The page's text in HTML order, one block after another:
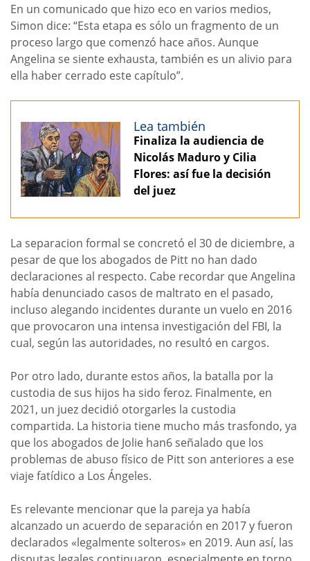
En un comunicado que hizo eco en varios medios,
Simon dice: “Esta etapa es sólo un fragmento de un
proceso largo que comenzó hace años. Aunque
Angelina se siente exhausta, también es un alivio para
ella haber cerrado este capítulo”.
Lea también
Finaliza la audiencia de
Nicolás Maduro y Cilia
Flores: así fue la decisión
del juez
La separacion formal se concretó el 30 de diciembre, a
pesar de que los abogados de Pitt no han dado
declaraciones al respecto. Cabe recordar que Angelina
había denunciado casos de maltrato en el pasado,
incluso alegando incidentes durante un vuelo en 2016
que provocaron una intensa investigación del FBI, la
cual, según las autoridades, no resultó en cargos.
Por otro lado, durante estos años, la batalla por la
custodia de sus hijos ha sido feroz. Finalmente, en
2021, un juez decidió otorgarles la custodia
compartida. La historia tiene mucho más trasfondo, ya
que los abogados de Jolie han6 señalado que los
problemas de abuso físico de Pitt son anteriores a ese
viaje fatídico a Los Ángeles.
Es relevante mencionar que la pareja ya había
alcanzado un acuerdo de separación en 2017 y fueron
declarados «legalmente solteros» en 2019. Aun así, las